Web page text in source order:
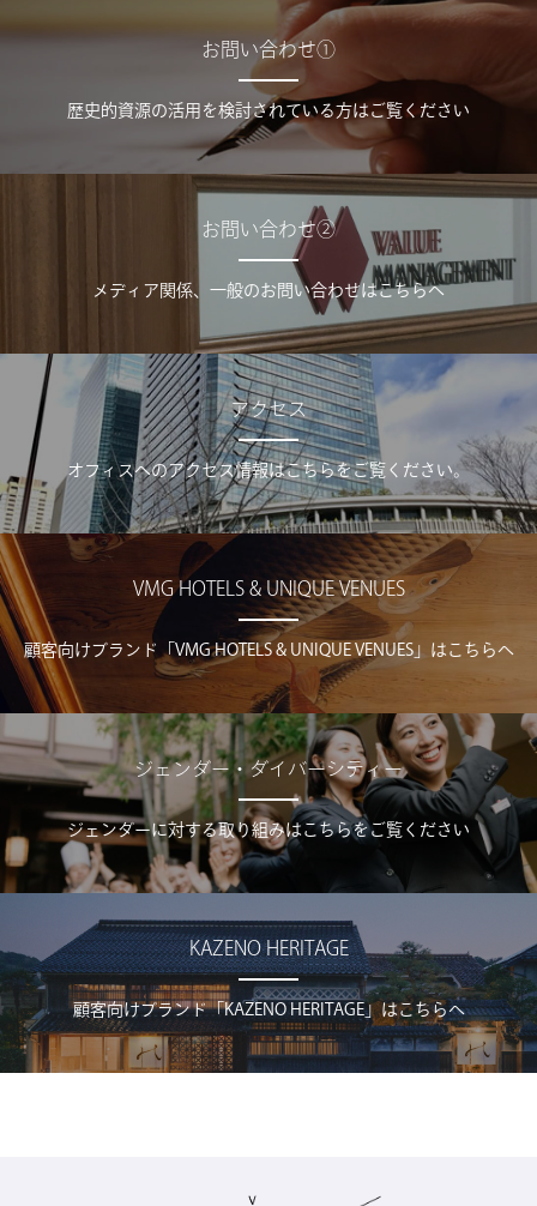
お問い合わせ①
歴史的資源の活用を検討されている方はご覧ください
お問い合わせ②
メディア関係、一般のお問い合わせはこちらへ
アクセス
オフィスへのアクセス情報はこちらをご覧ください。
VMG HOTELS & UNIQUE VENUES
顧客向けブランド「VMG HOTELS & UNIQUE VENUES」はこちらへ
ジェンダー・ダイバーシティー
ジェンダーに対する取り組みはこちらをご覧ください
KAZENO HERITAGE
顧客向けブランド「KAZENO HERITAGE」はこちらへ